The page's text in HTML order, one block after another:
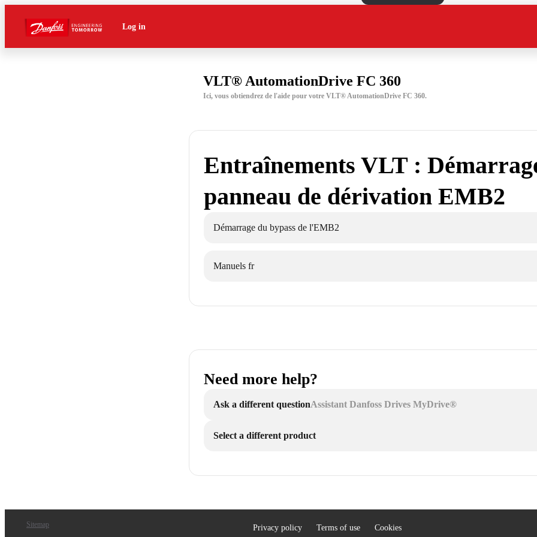
Log in
VLT® AutomationDrive FC 360
Ici, vous obtiendrez de l'aide pour votre VLT® AutomationDrive FC 360.
Entraînements VLT :
panneau de dérivation EMB2
Démarrage du bypass de l'EMB2
Manuels fr
Need more help?
Ask a different questionAssistant Danfoss Drives MyDrive®
Select a different product
Sitemap Privacy policy Terms of use Cookies